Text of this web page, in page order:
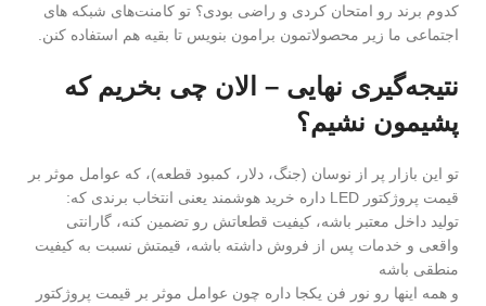
کدوم برند رو امتحان کردی و راضی بودی؟ تو کامنت‌های شبکه های
اجتماعی ما زیر محصولاتمون برامون بنویس تا بقیه هم استفاده کنن.
نتیجه‌گیری نهایی – الان چی بخریم که
پشیمون نشیم؟
تو این بازار پر از نوسان (جنگ، دلار، کمبود قطعه)، که عوامل موثر بر
قیمت پروژکتور LED داره خرید هوشمند یعنی انتخاب برندی که:
تولید داخل معتبر باشه، کیفیت قطعاتش رو تضمین کنه، گارانتی
واقعی و خدمات پس از فروش داشته باشه، قیمتش نسبت به کیفیت
منطقی باشه
و همه اینها رو نور فن یکجا داره چون عوامل موثر بر قیمت پروژکتور